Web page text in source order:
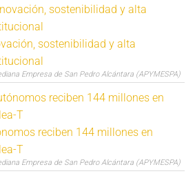
sostenibilidad y alta
Empresa de San Pedro Alcántara (APYMESPA)
reciben 144 millones en
T
Empresa de San Pedro Alcántara (APYMESPA)